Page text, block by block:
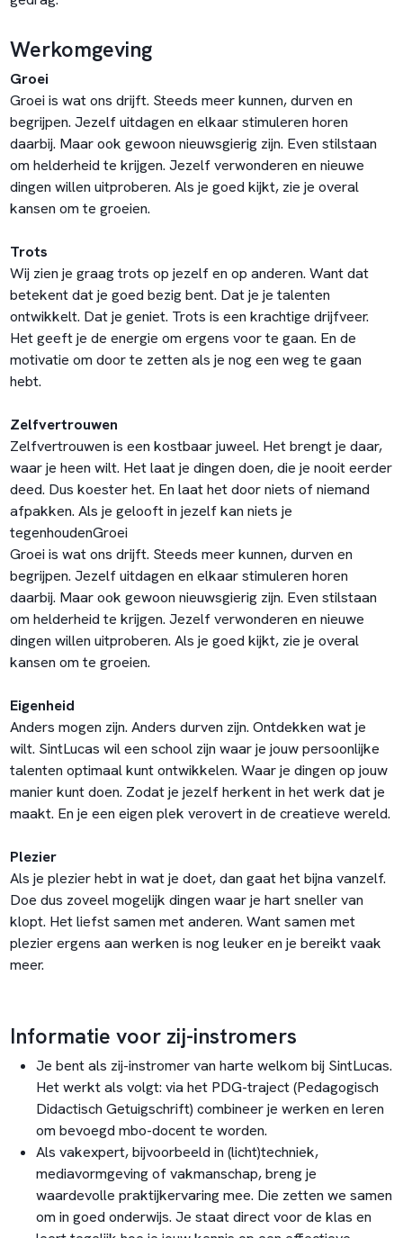
Werkomgeving
Groei
Groei is wat ons drijft. Steeds meer kunnen, durven en
begrijpen. Jezelf uitdagen en elkaar stimuleren horen
daarbij. Maar ook gewoon nieuwsgierig zijn. Even stilstaan
om helderheid te krijgen. Jezelf verwonderen en nieuwe
dingen willen uitproberen. Als je goed kijkt, zie je overal
kansen om te groeien.
Trots
Wij zien je graag trots op jezelf en op anderen. Want dat
betekent dat je goed bezig bent. Dat je je talenten
ontwikkelt. Dat je geniet. Trots is een krachtige drijfveer.
Het geeft je de energie om ergens voor te gaan. En de
motivatie om door te zetten als je nog een weg te gaan
hebt.
Zelfvertrouwen
Zelfvertrouwen is een kostbaar juweel. Het brengt je daar,
waar je heen wilt. Het laat je dingen doen, die je nooit eerder
deed. Dus koester het. En laat het door niets of niemand
afpakken. Als je gelooft in jezelf kan niets je
tegenhoudenGroei
Groei is wat ons drijft. Steeds meer kunnen, durven en
begrijpen. Jezelf uitdagen en elkaar stimuleren horen
daarbij. Maar ook gewoon nieuwsgierig zijn. Even stilstaan
om helderheid te krijgen. Jezelf verwonderen en nieuwe
dingen willen uitproberen. Als je goed kijkt, zie je overal
kansen om te groeien.
Eigenheid
Anders mogen zijn. Anders durven zijn. Ontdekken wat je
wilt. SintLucas wil een school zijn waar je jouw persoonlijke
talenten optimaal kunt ontwikkelen. Waar je dingen op jouw
manier kunt doen. Zodat je jezelf herkent in het werk dat je
maakt. En je een eigen plek verovert in de creatieve wereld.
Plezier
Als je plezier hebt in wat je doet, dan gaat het bijna vanzelf.
Doe dus zoveel mogelijk dingen waar je hart sneller van
klopt. Het liefst samen met anderen. Want samen met
plezier ergens aan werken is nog leuker en je bereikt vaak
meer.
Informatie voor zij-instromers
Je bent als zij-instromer van harte welkom bij SintLucas.
Het werkt als volgt: via het PDG-traject (Pedagogisch
Didactisch Getuigschrift) combineer je werken en leren
om bevoegd mbo-docent te worden.
Als vakexpert, bijvoorbeeld in (licht)techniek,
mediavormgeving of vakmanschap, breng je
waardevolle praktijkervaring mee. Die zetten we samen
om in goed onderwijs. Je staat direct voor de klas en